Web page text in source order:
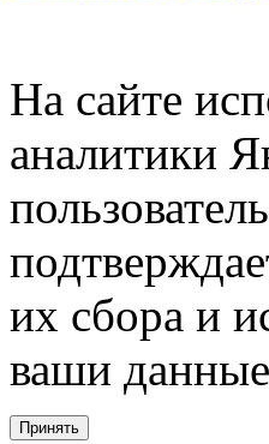
На сайте
аналитики
их сбора и
ваши данные
Принять